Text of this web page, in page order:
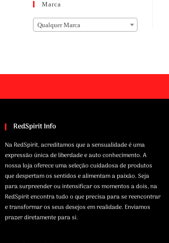
Marca
Qualquer Marca
RedSpirit Info
Na RedSpirit, acreditamos que a sensualidade é uma
expressão única de liberdade e auto conhecimento. A
nossa loja oferece uma seleção cuidadosa de produtos
que despertam os sentidos e alimentam a paixão. Seja
para surpreender ou intensificar os momentos a dois, na
RedSpirit encontra tudo o que precisa para se reencontrar
e transformar os seus desejos em realidade. Enviamos
prazer diretamente para si.